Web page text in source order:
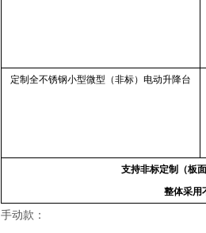
定制全不锈钢小型微型（非标）电动升降台
支持非标定制（板
整体采用
手动款：